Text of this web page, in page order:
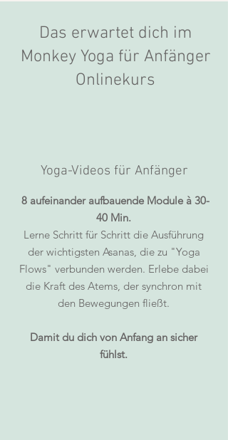
Das erwartet dich im
Monkey Yoga für Anfänger
Onlinekurs
Yoga-Videos für Anfänger
8 aufeinander aufbauende Module à 30-
40 Min.
Lerne Schritt für Schritt die Ausführung
der wichtigsten Asanas, die zu "Yoga
Flows" verbunden werden. Erlebe dabei
die Kraft des Atems, der synchron mit
den Bewegungen fließt.
Damit du dich von Anfang an sicher
fühlst.